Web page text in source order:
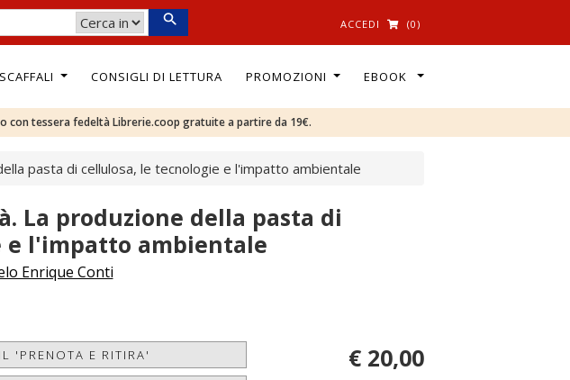
ACCEDI (0)
SCAFFALI CONSIGLI DI LETTURA PROMOZIONI EBOOK
con tessera fedeltà Librerie.coop gratuite a partire da 19€.
pasta di cellulosa, le tecnologie e l'impatto ambientale
La produzione della pasta di
e l'impatto ambientale
Enrique Conti
'PRENOTA E RITIRA' € 20,00